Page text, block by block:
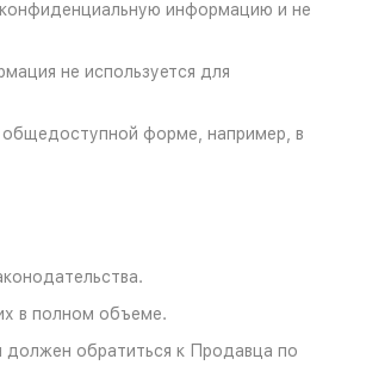
информацию и не
не используется для
общедоступной форме, например, в
в полном объеме.
должен обратиться к Продавца по